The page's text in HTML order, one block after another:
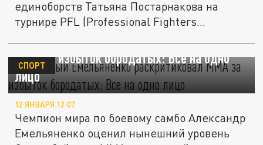
единоборств Татьяна Постарнакова на
турнире PFL (Professional Fighters
Бородатый Емельяненко раскритиковал
MMА за избыток бородатых: Все на одно
лицо
СПОРТ
12 ЯНВАРЯ 12:07
Чемпион мира по боевому самбо Александр
Емельяненко оценил нынешний уровень